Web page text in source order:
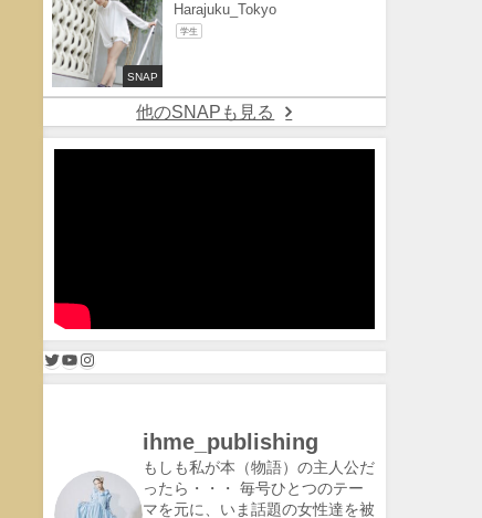
SNAP
Harajuku_Tokyo
学生
他のSNAPも見る
ihme_publishing
もしも私が本（物語）の主人公だ
ったら・・・
毎号ひとつのテー
マを元に、いま話題の女性達を被